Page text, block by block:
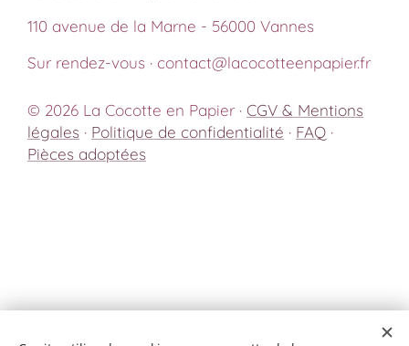
110 avenue de la Marne - 56000 Vannes
Sur rendez-vous · contact@lacocotteenpapier.fr
© 2026 La Cocotte en Papier · CGV & Mentions
légales · Politique de confidentialité · FAQ ·
Pièces adoptées